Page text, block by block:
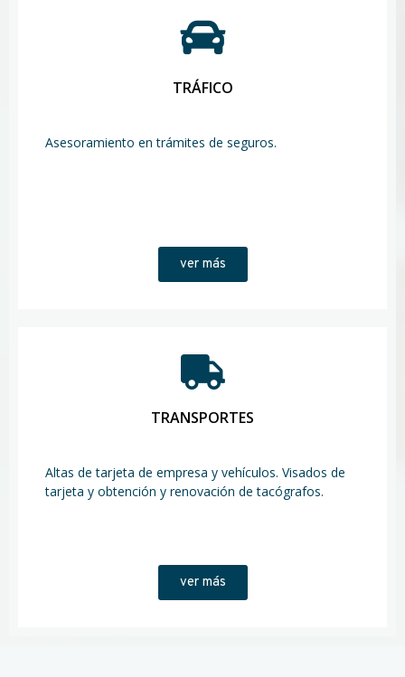
TRÁFICO
Asesoramiento en trámites de seguros.
ver más
TRANSPORTES
Altas de tarjeta de empresa y vehículos. Visados de
tarjeta y obtención y renovación de tacógrafos.
ver más